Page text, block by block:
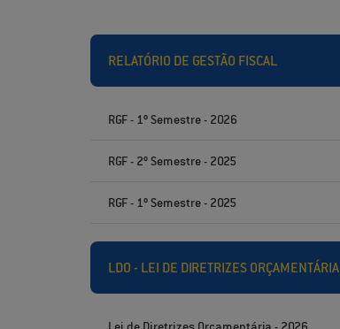
RELATÓRIO DE GESTÃO FISCAL
RGF - 1º Semestre - 2026
RGF - 2º Semestre - 2025
RGF - 1º Semestre - 2025
LDO - LEI DE DIRETRIZES ORÇAMENTÁRIA